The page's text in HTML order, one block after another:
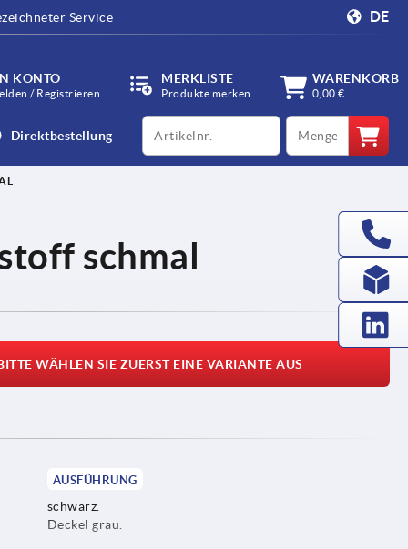
Service DE
KONTO
/ Registrieren
MERKLISTE
Produkte merken
WARENKORB
0,00 €
Direktbestellung
productCode qty
schmal
WÄHLEN SIE ZUERST EINE VARIANTE AUS
AUSFÜHRUNG
schwarz.
Deckel grau.